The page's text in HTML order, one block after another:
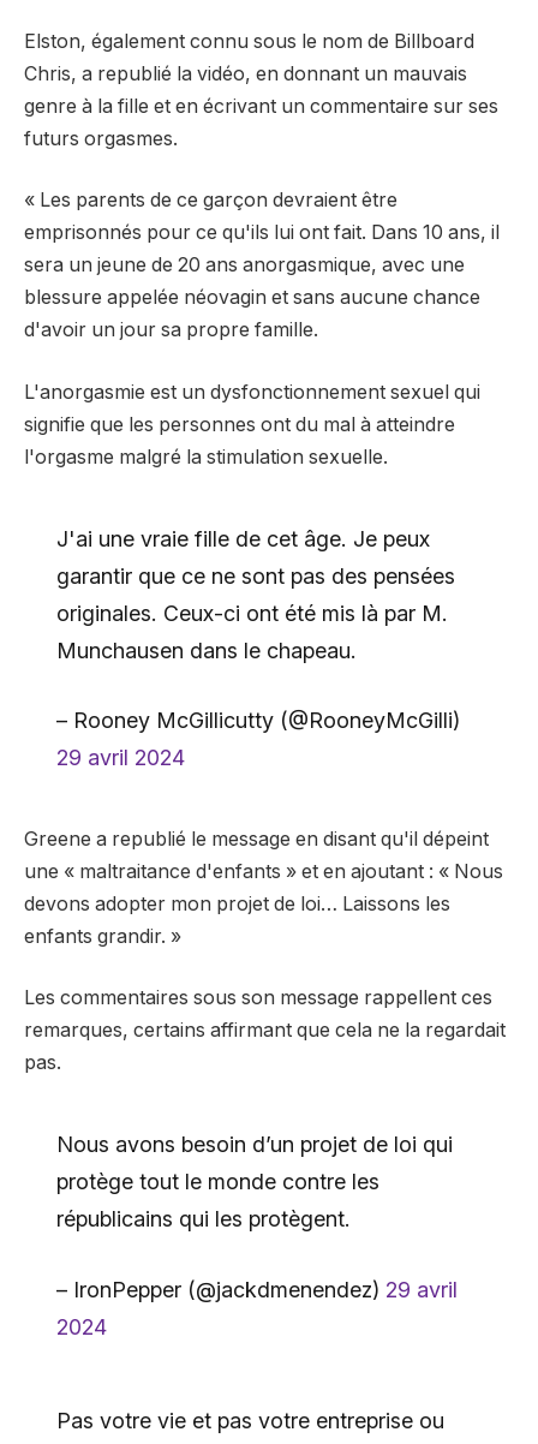
Elston, également connu sous le nom de Billboard
Chris, a republié la vidéo, en donnant un mauvais
genre à la fille et en écrivant un commentaire sur ses
futurs orgasmes.
« Les parents de ce garçon devraient être
emprisonnés pour ce qu'ils lui ont fait. Dans 10 ans, il
sera un jeune de 20 ans anorgasmique, avec une
blessure appelée néovagin et sans aucune chance
d'avoir un jour sa propre famille.
L'anorgasmie est un dysfonctionnement sexuel qui
signifie que les personnes ont du mal à atteindre
l'orgasme malgré la stimulation sexuelle.
J'ai une vraie fille de cet âge. Je peux
garantir que ce ne sont pas des pensées
originales. Ceux-ci ont été mis là par M.
Munchausen dans le chapeau.
– Rooney McGillicutty (@RooneyMcGilli)
29 avril 2024
Greene a republié le message en disant qu'il dépeint
une « maltraitance d'enfants » et en ajoutant : « Nous
devons adopter mon projet de loi… Laissons les
enfants grandir. »
Les commentaires sous son message rappellent ces
remarques, certains affirmant que cela ne la regardait
pas.
Nous avons besoin d’un projet de loi qui
protège tout le monde contre les
républicains qui les protègent.
– IronPepper (@jackdmenendez) 29 avril
2024
Pas votre vie et pas votre entreprise ou